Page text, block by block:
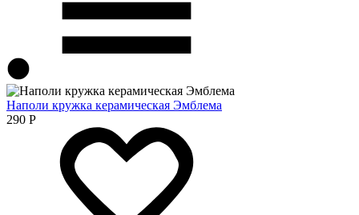
Наполи кружка керамическая Эмблема
290 Р